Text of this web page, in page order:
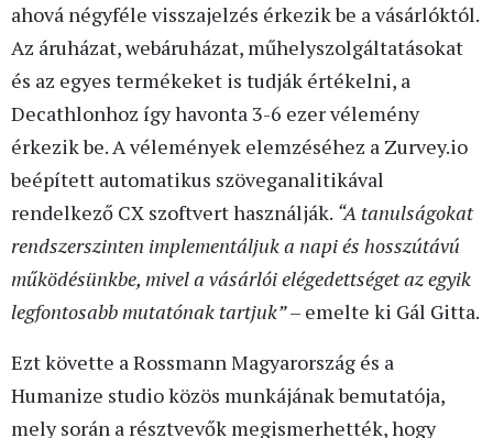
ahová négyféle visszajelzés érkezik be a vásárlóktól.
Az áruházat, webáruházat, műhelyszolgáltatásokat
és az egyes termékeket is tudják értékelni, a
Decathlonhoz így havonta 3-6 ezer vélemény
érkezik be. A vélemények elemzéséhez a Zurvey.io
beépített automatikus szöveganalitikával
rendelkező CX szoftvert használják. “A tanulságokat
rendszerszinten implementáljuk a napi és hosszútávú
működésünkbe, mivel a vásárlói elégedettséget az egyik
legfontosabb mutatónak tartjuk”– emelte ki Gál Gitta.
Ezt követte a Rossmann Magyarország és a
Humanize studio közös munkájának bemutatója,
mely során a résztvevők megismerhették, hogy